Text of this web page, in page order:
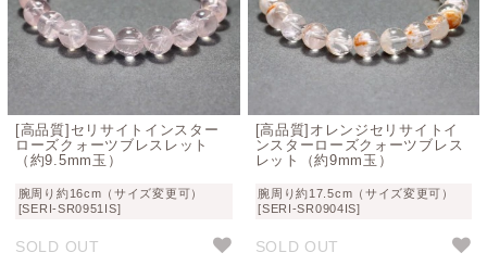
[高品質]セリサイトインスター
ローズクォーツブレスレット
（約9.5mm玉）
腕周り約16cm（サイズ変更可）
[SERI-SR0951IS]
SOLD OUT
[高品質]オレンジセリサイトイ
ンスターローズクォーツブレス
レット（約9mm玉）
腕周り約17.5cm（サイズ変更可）
[SERI-SR0904IS]
SOLD OUT